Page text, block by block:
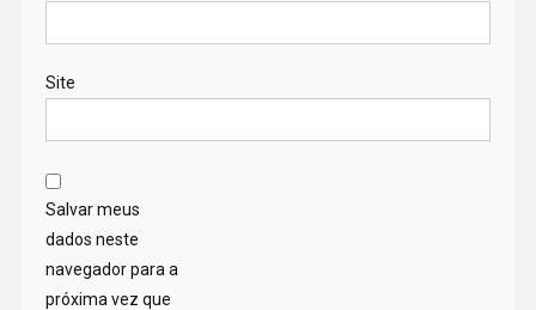
Site
Salvar meus
dados neste
navegador para a
próxima vez que